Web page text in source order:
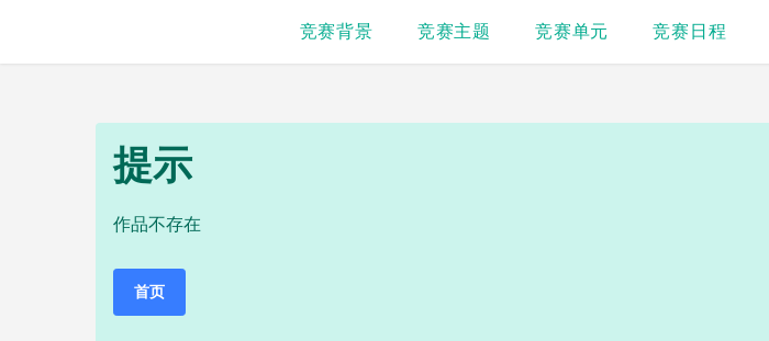
竞赛背景 竞赛主题 竞赛单元 竞赛日程
提示
作品不存在
首页